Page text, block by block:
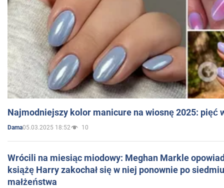
Najmodniejszy kolor manicure na wiosnę 2025: pięć
Dama05.03.2025 18:52 10
Wrócili na miesiąc miodowy: Meghan Markle
książę Harry zakochał się w niej ponownie po
małżeństwa